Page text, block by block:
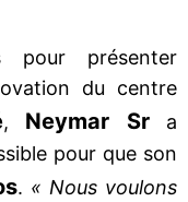
pour présenter
du centre
, Neymar Sr
a
pour que son
. « Nous voulons